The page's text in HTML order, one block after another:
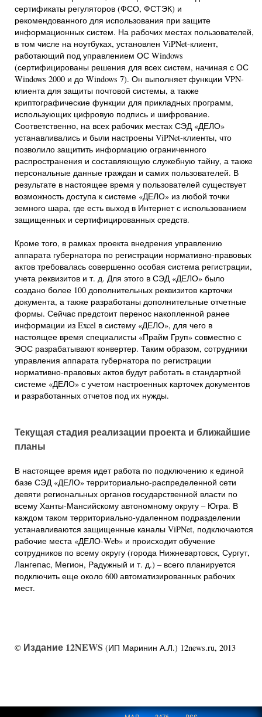
сертификаты регуляторов (ФСО, ФСТЭК) и
рекомендованного для использования при защите
информационных систем. На рабочих местах пользователей,
в том числе на ноутбуках, установлен ViPNet-клиент,
работающий под управлением ОС Windows
(сертифицированы решения для всех систем, начиная с ОС
Windows 2000 и до Windows 7). Он выполняет функции VPN-
клиента для защиты почтовой системы, а также
криптографические функции для прикладных программ,
использующих цифровую подпись и шифрование.
Соответственно, на всех рабочих местах СЭД «ДЕЛО»
устанавливались и были настроены ViPNet-клиенты, что
позволило защитить информацию ограниченного
распространения и составляющую служебную тайну, а также
персональные данные граждан и самих пользователей. В
результате в настоящее время у пользователей существует
возможность доступа к системе «ДЕЛО» из любой точки
земного шара, где есть выход в Интернет с использованием
защищенных и сертифицированных средств.
Кроме того, в рамках проекта внедрения управлению
аппарата губернатора по регистрации нормативно-правовых
актов требовалась совершенно особая система регистрации,
учета реквизитов и т. д. Для этого в СЭД «ДЕЛО» было
создано более 100 дополнительных реквизитов карточки
документа, а также разработаны дополнительные отчетные
формы. Сейчас предстоит перенос накопленной ранее
информации из Excel в систему «ДЕЛО», для чего в
настоящее время специалисты «Прайм Груп» совместно с
ЭОС разрабатывают конвертер. Таким образом, сотрудники
управления аппарата губернатора по регистрации
нормативно-правовых актов будут работать в стандартной
системе «ДЕЛО» с учетом настроенных карточек документов
и разработанных отчетов под их нужды.
Текущая стадия реализации проекта и ближайшие
планы
В настоящее время идет работа по подключению к единой
базе СЭД «ДЕЛО» территориально-распределенной сети
девяти региональных органов государственной власти по
всему Ханты-Мансийскому автономному округу – Югра. В
каждом таком территориально-удаленном подразделении
устанавливаются защищенные каналы ViPNet, подключаются
рабочие места «ДЕЛО-Web» и происходит обучение
сотрудников по всему округу (города Нижневартовск, Сургут,
Лангепас, Мегион, Радужный и т. д.) – всего планируется
подключить еще около 600 автоматизированных рабочих
мест.
© Издание 12NEWS (ИП Маринин А.Л.) 12news.ru, 2013